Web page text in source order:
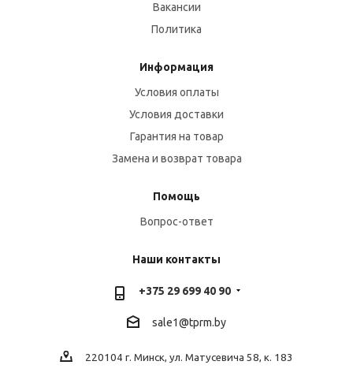
Вакансии
Политика
Информация
Условия оплаты
Условия доставки
Гарантия на товар
Замена и возврат товара
Помощь
Вопрос-ответ
Наши контакты
+375 29 699 40 90
sale1@tprm.by
220104 г. Минск, ул. Матусевича 58, к. 183